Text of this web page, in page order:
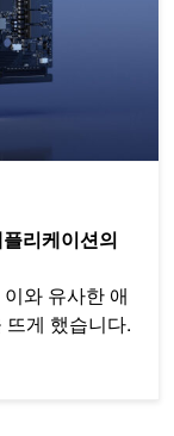
리케이션의
와 유사한 애
게 했습니다.